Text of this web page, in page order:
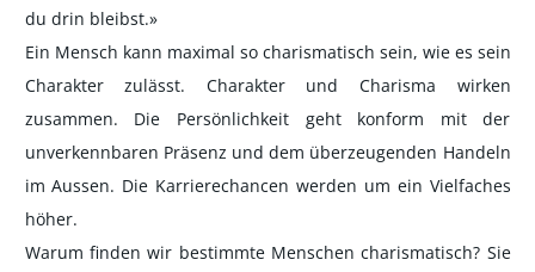
du drin bleibst.»
Ein Mensch kann maximal so charismatisch sein, wie es sein
Charakter zulässt. Charakter und Charisma wirken
zusammen. Die Persönlichkeit geht konform mit der
unverkennbaren Präsenz und dem überzeugenden Handeln
im Aussen. Die Karrierechancen werden um ein Vielfaches
höher.
Warum finden wir bestimmte Menschen charismatisch? Sie